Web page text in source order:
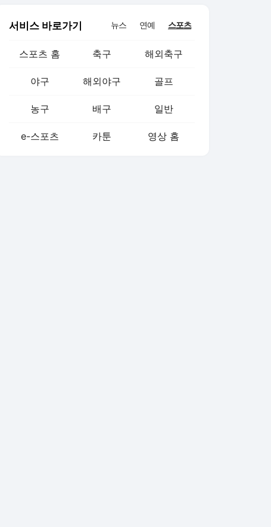
서비스 바로가기 뉴스 연예 스포츠
스포츠 홈 축구 해외축구
야구 해외야구 골프
농구 배구 일반
e-스포츠 카툰 영상 홈